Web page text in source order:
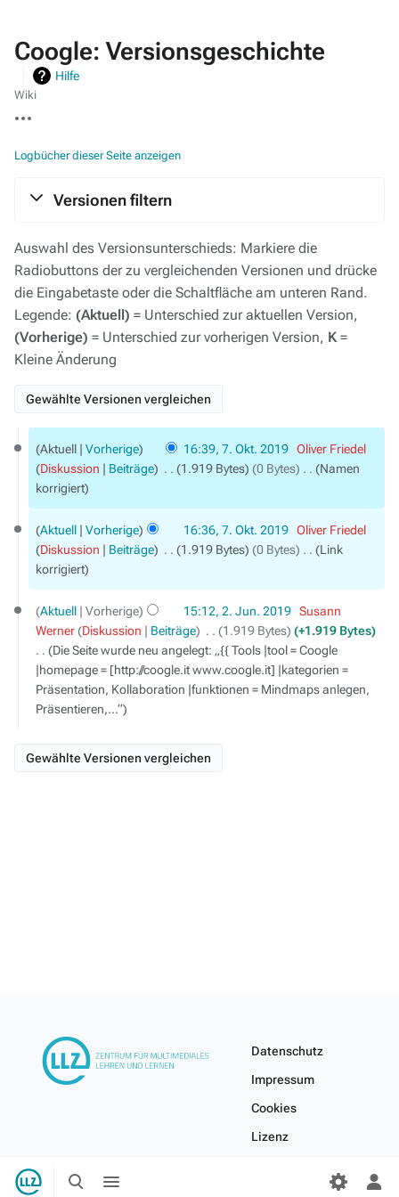
Suche
umschaltenumschalten
Coogle: Versionsgeschichte
Hilfe
Wiki
Aktionen
Logbücher dieser Seite anzeigen
Versionen filtern
Auswahl des Versionsunterschieds: Markiere die
Radiobuttons der zu vergleichenden Versionen und drücke
die Eingabetaste oder die Schaltfläche am unteren Rand.
Legende: (Aktuell) = Unterschied zur aktuellen Version,
(Vorherige) = Unterschied zur vorherigen Version, K=
Kleine Änderung
Oktober
2019
Aktuell Vorherige 16:39, 7. Okt. 2019 Oliver Friedel
Diskussion
Beiträge 1.919 Bytes 0 Bytes
Namen
korrigiert
Aktuell Vorherige 16:36, 7. Okt. 2019 Oliver Friedel
Diskussion
Beiträge 1.919 Bytes 0 Bytes
Link
korrigiert
Juni
2019
Aktuell Vorherige 15:12, 2. Jun. 2019 Susann
Werner Diskussion Beiträge 1.919 Bytes
+1.919 Bytes
Die Seite wurde neu angelegt: „{{ Tools |tool = Coogle
|homepage = [http://coogle.it www.coogle.it] |kategorien =
Präsentation, Kollaboration |funktionen = Mindmaps anlegen,
Präsentieren,…“
Datenschutz
Impressum
Cookies
Lizenz